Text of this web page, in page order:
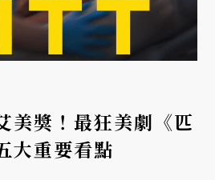
美獎！最狂美劇《匹
大重要看點